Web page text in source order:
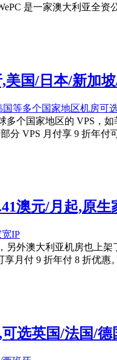
是一家澳大利亚全
国/日本/新加
多个国家地区的 VPS
分 VPS 月付享 9 折年
澳元/月起,原生
另外澳大利亚机房也上
享月付 9 折年付 8 折优
选英国/法国/